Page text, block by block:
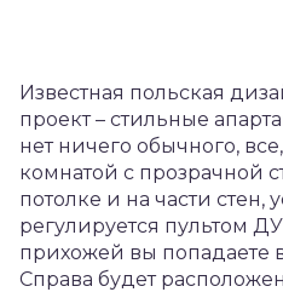
Известная польская
проект – стильные
нет ничего обычного,
комнатой с прозрачной
потолке и на части стен,
регулируется пультом
прихожей вы попадаете
Справа будет